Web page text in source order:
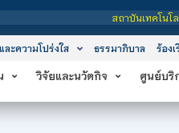
นเทคโนโลยีจิตรลดา เป็นสถาบันอุดมศึก
ะความโปร่งใส ธรรมาภิบาล ร้อง
วิจัยและนวัตกิจ ศูนย์บริ